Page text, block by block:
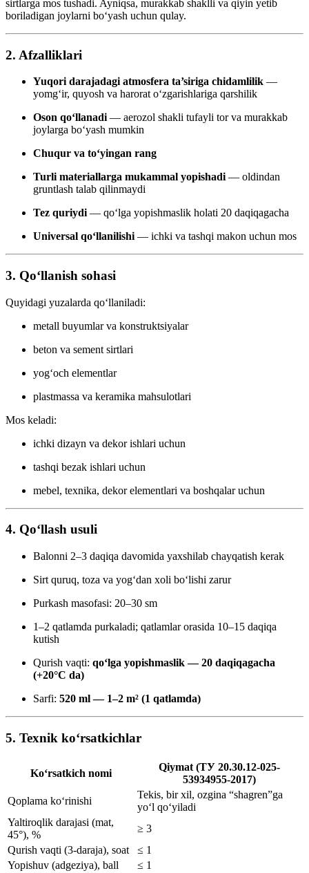
sirtlarga mos tushadi. Ayniqsa, murakkab shaklli va qiyin yetib
boriladigan joylarni bo‘yash uchun qulay.
2. Afzalliklari
Yuqori darajadagi atmosfera ta’siriga chidamlilik —
yomg‘ir, quyosh va harorat o‘zgarishlariga qarshilik
Oson qo‘llanadi — aerozol shakli tufayli tor va murakkab
joylarga bo‘yash mumkin
Chuqur va to‘yingan rang
Turli materiallarga mukammal yopishadi — oldindan
gruntlash talab qilinmaydi
Tez quriydi — qo‘lga yopishmaslik holati 20 daqiqagacha
Universal qo‘llanilishi — ichki va tashqi makon uchun mos
3. Qo‘llanish sohasi
Quyidagi yuzalarda qo‘llaniladi:
metall buyumlar va konstruktsiyalar
beton va sement sirtlari
yog‘och elementlar
plastmassa va keramika mahsulotlari
Mos keladi:
ichki dizayn va dekor ishlari uchun
tashqi bezak ishlari uchun
mebel, texnika, dekor elementlari va boshqalar uchun
4. Qo‘llash usuli
Balonni 2–3 daqiqa davomida yaxshilab chayqatish kerak
Sirt quruq, toza va yog‘dan xoli bo‘lishi zarur
Purkash masofasi: 20–30 sm
1–2 qatlamda purkaladi; qatlamlar orasida 10–15 daqiqa
kutish
Qurish vaqti: qo‘lga yopishmaslik — 20 daqiqagacha
(+20°C da)
Sarfi: 520 ml — 1–2 m² (1 qatlamda)
5. Texnik ko‘rsatkichlar
Ko‘rsatkich nomi
Qiymat (TУ 20.30.12-025-
53934955-2017)
Qoplama ko‘rinishi
Tekis, bir xil, ozgina “shagren”ga
yo‘l qo‘yiladi
Yaltiroqlik darajasi (mat,
45°), %
≥ 3
Qurish vaqti (3-daraja), soat
≤ 1
Yopishuv (adgeziya), ball
≤ 1